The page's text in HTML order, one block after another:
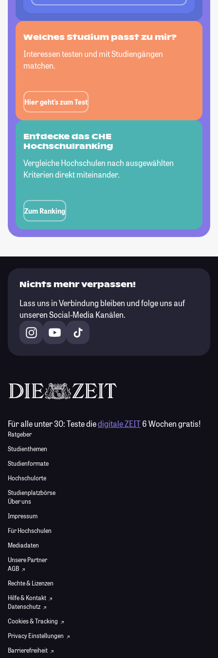
Welches Studium passtzu mir?
Interessen testen und mit Studiengängen
matchen.
Hier geht’s zum Test
Entdecke das CHE
Hochschulranking
Vergleiche Hochschulen nach ausgewählten
Kriterien direkt miteinander.
Zum Ranking
Nichts mehr verpassen!
Lass uns in Verbindung bleiben und folge uns auf
unseren Social-Media Kanälen.
Für alle unter 30:Teste diedigitale ZEIT6 Wochen gratis!
Ratgeber
Studienthemen
Studienformate
Hochschulorte
Studienplatzbörse
Über uns
Impressum
Für Hochschulen
Mediadaten
Unsere Partner
AGB
Rechte & Lizenzen
Hilfe & Kontakt
Datenschutz
Cookies & Tracking
Privacy Einstellungen
Barrierefreiheit